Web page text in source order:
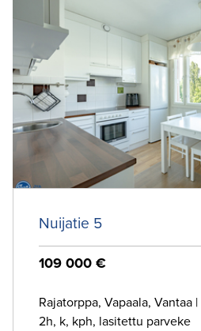
Nuijatie 5
109 000 €
Rajatorppa, Vapaala, Vantaa |
2h, k, kph, lasitettu parveke